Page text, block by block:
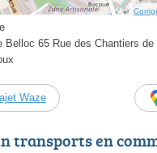
Belloc 65 Rue des Chantiers
Waze
transports en